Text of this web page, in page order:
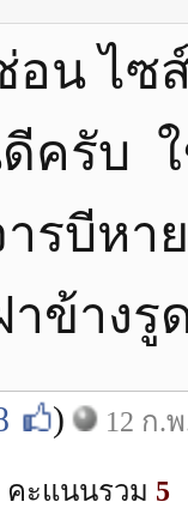
อน ไซ
ครับ
ารบีห
ข้างรู
) 12 ก.
คะแนนรวม 5